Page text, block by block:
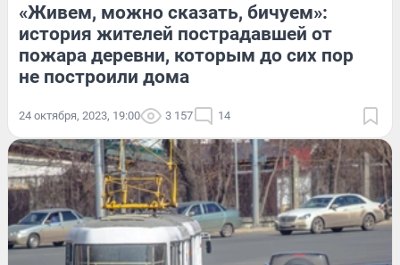
«Живем, можно сказать, бичуем»:
история жителей пострадавшей от
пожара деревни, которым до сих пор
не построили дома
24 октября, 2023, 19:00 3 157 14